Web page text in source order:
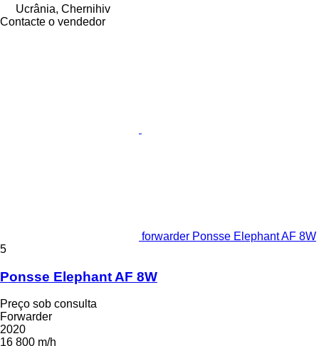
Ucrânia, Chernihiv
Contacte o vendedor
forwarder Ponsse Elephant AF 8W
5
Ponsse Elephant AF 8W
Preço sob consulta
Forwarder
2020
16 800 m/h